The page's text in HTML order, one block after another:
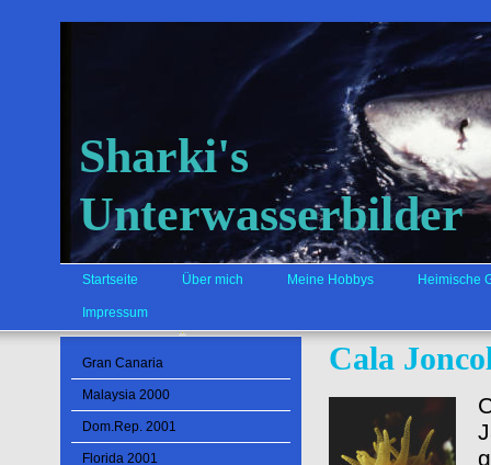
Sharki's
Unterwasserbilder
Startseite Über mich Meine Hobbys Heimische
Impressum
Gran Canaria
Malaysia 2000
Dom.Rep. 2001
Florida 2001
Cala